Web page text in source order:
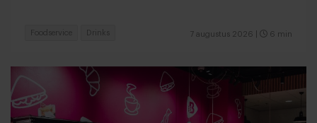
7 augustus 2026 6 min
Foodservice Drinks